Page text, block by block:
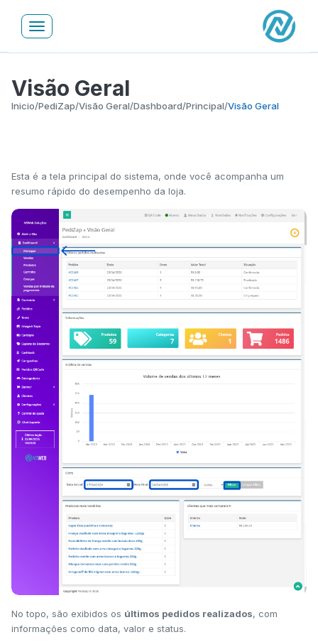
Toggle
Visão Geral
Inicio/PediZap/Visão Geral/Dashboard/Principal/Visão Geral
Esta é a tela principal do sistema, onde você acompanha um
resumo rápido do desempenho da loja.
No topo, são exibidos os últimos pedidos realizados, com
informações como data, valor e status.